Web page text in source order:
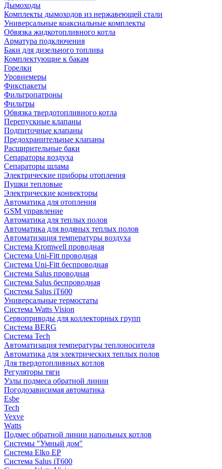
Дымоходы
Комплекты дымоходов из нержавеющей стали
Универсальные коаксиальные комплекты
Обвязка жидкотопливного котла
Арматура подключения
Баки для дизельного топлива
Комплектующие к бакам
Горелки
Уровнемеры
Фикспакеты
Фильтропатроны
Фильтры
Обвязка твердотопливного котла
Перепускные клапаны
Подпиточные клапаны
Предохранительные клапаны
Расширительные баки
Сепараторы воздуха
Сепараторы шлама
Электрические приборы отопления
Пушки тепловые
Электрические конвекторы
Автоматика для отопления
GSM управление
Автоматика для теплых полов
Автоматика для водяных теплых полов
Автоматизация температуры воздуха
Система Kromwell проводная
Система Uni-Fitt проводная
Система Uni-Fitt беспроводная
Система Salus проводная
Система Salus беспроводная
Система Salus iT600
Универсальные термостаты
Система Watts Vision
Сервоприводы для коллекторных групп
Система BERG
Система Tech
Автоматизация температуры теплоносителя
Автоматика для электрических теплых полов
Для твердотопливных котлов
Регуляторы тяги
Узлы подмеса обратной линии
Погодозависимая автоматика
Esbe
Tech
Vexve
Watts
Подмес обратной линии напольных котлов
Системы "Умный дом"
Система Elko EP
Система Salus iT600